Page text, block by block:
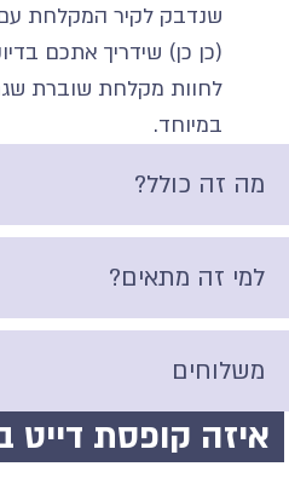
שנדבק לקיר המקלחת
(כן כן) שידריך אתכם
לחוות מקלחת שוברת
במיוחד.
מה זה כולל?
למי זה מתאים?
משלוחים
איזה קופסת